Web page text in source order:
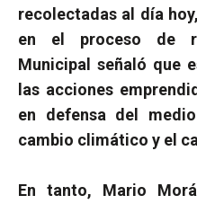
recolectadas al día
en el proceso de
Municipal señaló que
las acciones
en defensa del
cambio climático y el
En tanto, Mario